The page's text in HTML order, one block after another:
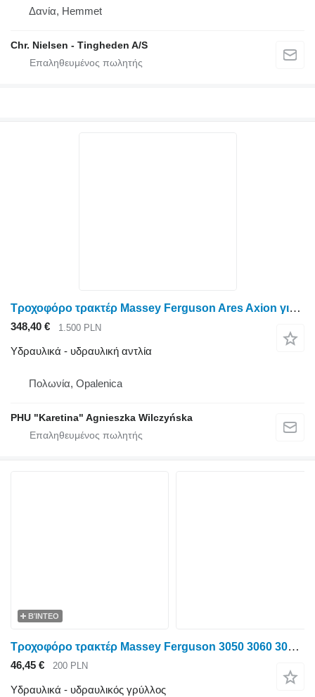
Δανία, Hemmet
Chr. Nielsen - Tingheden A/S
Τροχοφόρο τρακτέρ Massey Ferguson Ares Axion για Claas Υδραυλική αντλία Ares Axion Massey Ferguson
348,40 € 1.500 PLN
Υδραυλικά - υδραυλική αντλία
Πολωνία, Opalenica
PHU "Karetina" Agnieszka Wilczyńska
ΒΊΝΤΕΟ
Τροχοφόρο τρακτέρ Massey Ferguson 3050 3060 3070 για υδραυλικός γρύλλος Massey Ferguson 3050 3060 3070 parts, ersatzteile, pieces
46,45 € 200 PLN
Υδραυλικά - υδραυλικός γρύλλος